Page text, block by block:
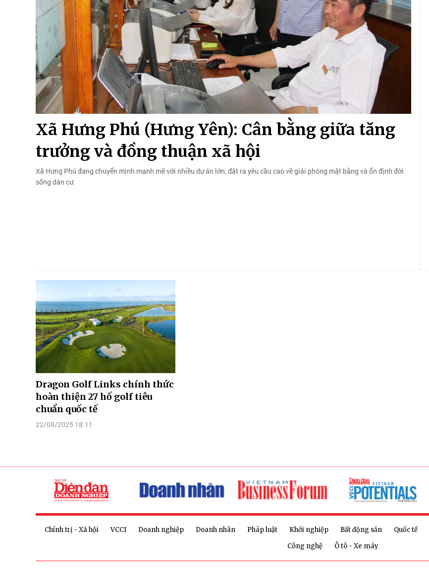
Xã Hưng Phú (Hưng Yên): Cân bằng giữa tăng
trưởng và đồng thuận xã hội
Xã Hưng Phú đang chuyển mình mạnh mẽ với nhiều dự án lớn, đặt ra yêu cầu cao về giải phóng mặt bằng và ổn định đời
sống dân cư.
Dragon Golf Links chính thức
hoàn thiện 27 hố golf tiêu
chuẩn quốc tế
22/08/2025 18:11
Chính trị - Xã hội VCCI Doanh nghiệp Doanh nhân Pháp luật Khởi nghiệp Bất động sản Quốc tế
Công nghệ
Ô tô - Xe máy